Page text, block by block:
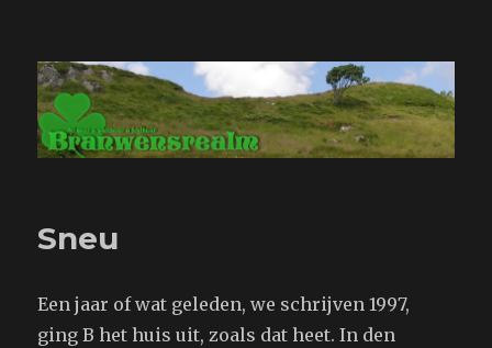
Branwensrealm.com
Sneu
Een jaar of wat geleden, we schrijven 1997,
ging B het huis uit, zoals dat heet. In den